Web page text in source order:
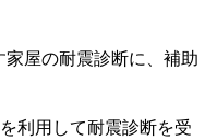
屋の耐震診断に、補助
利用して耐震診断を受